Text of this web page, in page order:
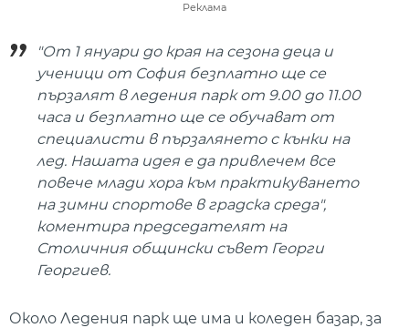
Реклама
"От 1 януари до края на сезона деца и
ученици от София безплатно ще се
пързалят в ледения парк от 9.00 до 11.00
часа и безплатно ще се обучават от
специалисти в пързалянето с кънки на
лед. Нашата идея е да привлечем все
повече млади хора към практикуването
на зимни спортове в градска среда",
коментира председателят на
Столичния общински съвет Георги
Георгиев.
Около Ледения парк ще има и коледен базар, за